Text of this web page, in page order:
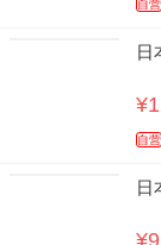
自营
日
自营
日